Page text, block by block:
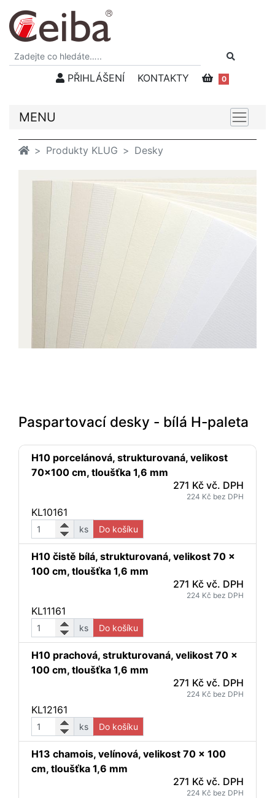
PŘIHLÁŠENÍ KONTAKTY 0
MENU
Produkty KLUG Desky
Paspartovací desky - bílá H-paleta
H10 porcelánová, strukturovaná, velikost
70x100 cm, tloušťka 1,6 mm
271 Kč vč. DPH
224 Kč bez DPH
KL10161
ks Do košíku
H10 čistě bílá, strukturovaná, velikost 70 x
100 cm, tloušťka 1,6 mm
271 Kč vč. DPH
224 Kč bez DPH
KL11161
ks Do košíku
H10 prachová, strukturovaná, velikost 70 x
100 cm, tloušťka 1,6 mm
271 Kč vč. DPH
224 Kč bez DPH
KL12161
ks Do košíku
H13 chamois, velínová, velikost 70 x 100
cm, tloušťka 1,6 mm
271 Kč vč. DPH
224 Kč bez DPH